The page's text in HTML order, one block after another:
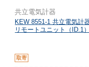
共立電気計器
KEW 8551-1 共立電気計
リモートユニット（ID.1）
取寄